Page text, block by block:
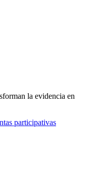
la evidencia en
participativas